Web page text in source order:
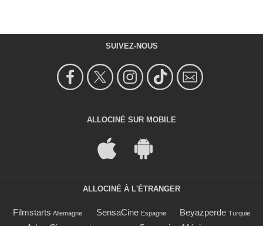
SUIVEZ-NOUS
ALLOCINÉ SUR MOBILE
ALLOCINÉ À L'ÉTRANGER
Filmstarts Allemagne SensaCine Espagne Beyazperde Turquie